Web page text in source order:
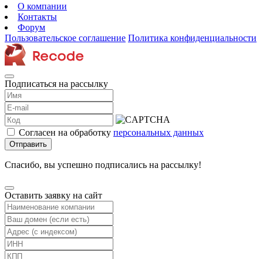
О компании
Контакты
Форум
Пользовательское соглашение Политика конфиденциальности
Подписаться на рассылку
Согласен на обработку персональных данных
Отправить
Спасибо, вы успешно подписались на рассылку!
Оставить заявку на сайт